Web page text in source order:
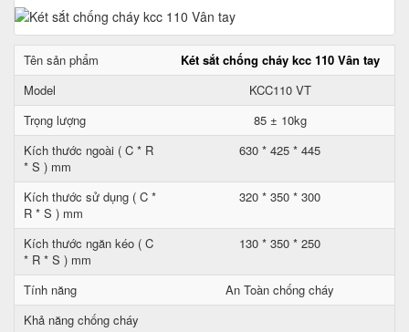
Tên sản phẩm
Két sắt chống cháy kcc 110 Vân tay
Model
KCC110 VT
Trọng lượng
85 ± 10kg
Kích thước ngoài ( C * R
* S ) mm
630 * 425 * 445
Kích thước sử dụng ( C *
R * S ) mm
320 * 350 * 300
Kích thước ngăn kéo ( C
* R * S ) mm
130 * 350 * 250
Tính năng
An Toàn chống cháy
Khả năng chống cháy